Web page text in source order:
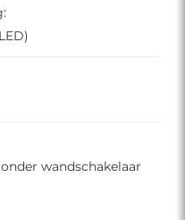
wandschakelaar